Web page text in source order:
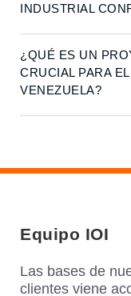
INDUSTRIAL
¿QUÉ ES UN
CRUCIAL PARA
VENEZUELA?
Equipo IOI
Las bases de
clientes viene